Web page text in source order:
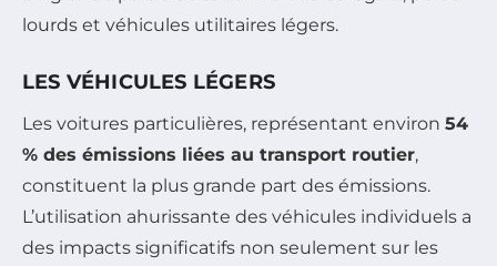
lourds et véhicules utilitaires légers.
LES VÉHICULES LÉGERS
Les voitures particulières, représentant environ 54
% des émissions liées au transport routier,
constituent la plus grande part des émissions.
L’utilisation ahurissante des véhicules individuels a
des impacts significatifs non seulement sur les